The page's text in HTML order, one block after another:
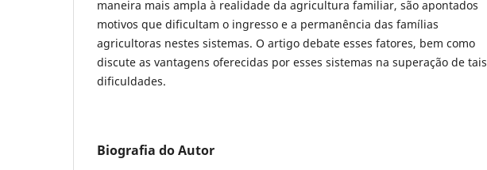
maneira mais ampla à realidade da agricultura familiar, são apontados
motivos que dificultam o ingresso e a permanência das famílias
agricultoras nestes sistemas. O artigo debate esses fatores, bem como
discute as vantagens oferecidas por esses sistemas na superação de tais
dificuldades.
Biografia do Autor